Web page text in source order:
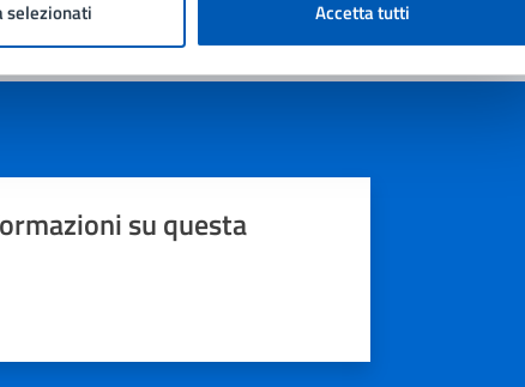
selezionati Accetta tutti
su questa